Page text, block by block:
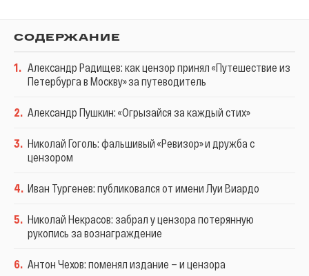
СОДЕРЖАНИЕ
1. Александр Радищев: как цензор принял «Путешествие из
Петербурга в Москву» за путеводитель
2. Александр Пушкин: «Огрызайся за каждый стих»
3. Николай Гоголь: фальшивый «Ревизор» и дружба с
цензором
4. Иван Тургенев: публиковался от имени Луи Виардо
5. Николай Некрасов: забрал у цензора потерянную
рукопись за вознаграждение
6. Антон Чехов: поменял издание — и цензора